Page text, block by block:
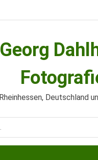
Georg
Rheinhessen, Deutschland